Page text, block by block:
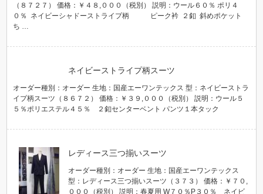
（８７２７） 価格：￥４８,０００（税別） 説明：ウール６０％ ポリ４
０％ ネイビーシャドーストライプ柄 ピーク衿 ２釦 斜めポケット
ち …
ネイビーストライプ柄スーツ
オーダー種別：オーダー 生地：国産エーワンテックス 型：ネイビーストラ
イプ柄スーツ（８６７２） 価格：￥３９,０００（税別） 説明：ウール５
５％ポリエステル４５％ ２釦センターベント パンツ１本タック
レディース三つ揃いスーツ
オーダー種別：オーダー 生地：国産エーワンテックス
型：レディース三つ揃いスーツ（３７３） 価格：￥７０,
０００（税別） 説明：春夏用 W７０％P３０％ ネイビ